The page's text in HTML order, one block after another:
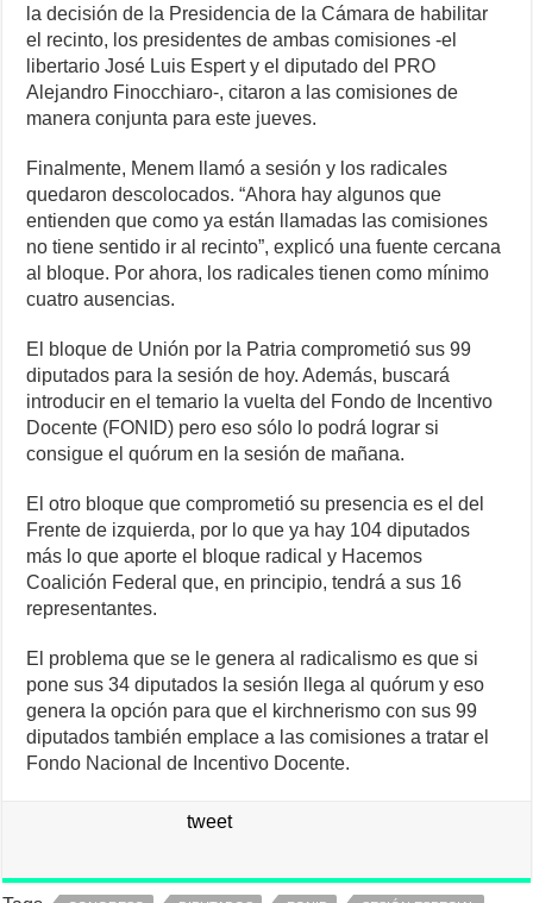
la decisión de la Presidencia de la Cámara de habilitar
el recinto, los presidentes de ambas comisiones -el
libertario José Luis Espert y el diputado del PRO
Alejandro Finocchiaro-, citaron a las comisiones de
manera conjunta para este jueves.
Finalmente, Menem llamó a sesión y los radicales
quedaron descolocados. “Ahora hay algunos que
entienden que como ya están llamadas las comisiones
no tiene sentido ir al recinto”, explicó una fuente cercana
al bloque. Por ahora, los radicales tienen como mínimo
cuatro ausencias.
El bloque de Unión por la Patria comprometió sus 99
diputados para la sesión de hoy. Además, buscará
introducir en el temario la vuelta del Fondo de Incentivo
Docente (FONID) pero eso sólo lo podrá lograr si
consigue el quórum en la sesión de mañana.
El otro bloque que comprometió su presencia es el del
Frente de izquierda, por lo que ya hay 104 diputados
más lo que aporte el bloque radical y Hacemos
Coalición Federal que, en principio, tendrá a sus 16
representantes.
El problema que se le genera al radicalismo es que si
pone sus 34 diputados la sesión llega al quórum y eso
genera la opción para que el kirchnerismo con sus 99
diputados también emplace a las comisiones a tratar el
Fondo Nacional de Incentivo Docente.
tweet